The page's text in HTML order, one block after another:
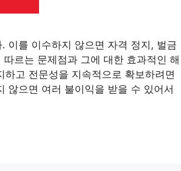
이를 이수하지 않으면 자격 정지, 벌금
르는 문제점과 그에 대한 효과적인 해
고 전문성을 지속적으로 확보하려면
않으면 여러 불이익을 받을 수 있어서